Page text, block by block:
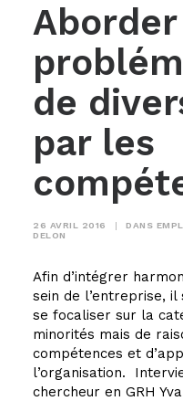
de
par les
26 AVRIL 2016 | DANS
DELON
Afin d’intégrer
sein de l’entreprise,
se focaliser sur la
minorités mais de
compétences et
l’organisation.
chercheur en GRH